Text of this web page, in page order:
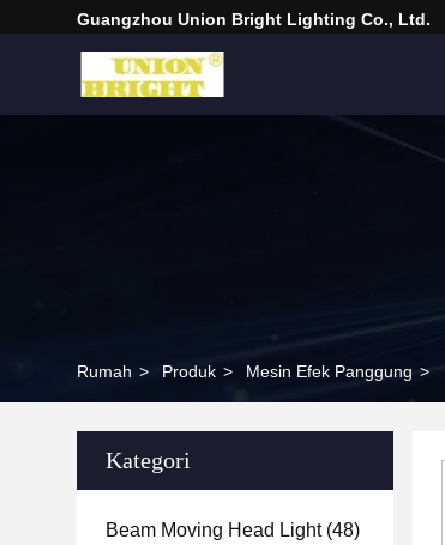
Guangzhou Union Bright Lighting Co., Ltd.
Rumah > Produk > Mesin Efek Panggung >
Kategori
Beam Moving Head Light(48)